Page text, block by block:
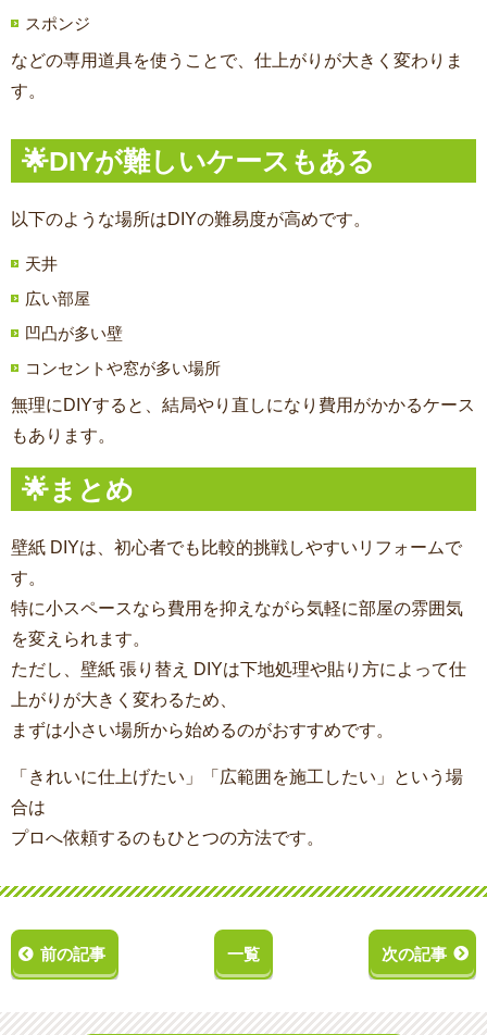
スポンジ
などの専用道具を使うことで、仕上がりが大きく変わりま
す。
🌟DIYが難しいケースもある
以下のような場所はDIYの難易度が高めです。
天井
広い部屋
凹凸が多い壁
コンセントや窓が多い場所
無理にDIYすると、結局やり直しになり費用がかかるケース
もあります。
🌟まとめ
壁紙 DIYは、初心者でも比較的挑戦しやすいリフォームで
す。
特に小スペースなら費用を抑えながら気軽に部屋の雰囲気
を変えられます。
ただし、壁紙 張り替え DIYは下地処理や貼り方によって仕
上がりが大きく変わるため、
まずは小さい場所から始めるのがおすすめです。
「きれいに仕上げたい」「広範囲を施工したい」という場
合は
プロへ依頼するのもひとつの方法です。
前の記事 一覧 次の記事